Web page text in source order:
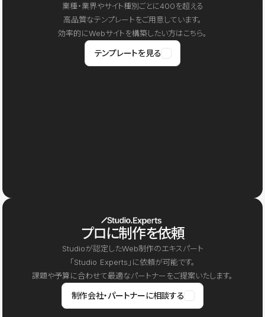
業種・業界やサイト種別ごとに400を超える
高品質なテンプレートをご用意しています。
効率的にWebサイトを構築したい方はこちら。
テンプレートを見る
プロに制作を依頼
Studioが認定したWeb制作のエキスパート
「Studio Experts」に依頼が可能です。
課題や予算に合わせて最適なパートナーをご提案いたします。
制作会社・パートナーに相談する